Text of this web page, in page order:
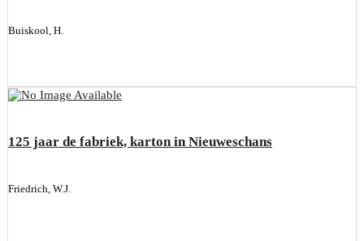
Buiskool, H.
125 jaar de fabriek, karton in Nieuweschans
Friedrich, W.J.